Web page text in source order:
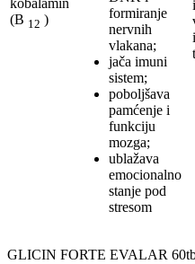
kobalamin
(B 12 )
formiranje
nervnih
vlakana;
jača imuni
sistem;
poboljšava
pamćenje i
funkciju
mozga;
ublažava
emocionalno
stanje pod
stresom
GLICIN FORTE EVALAR